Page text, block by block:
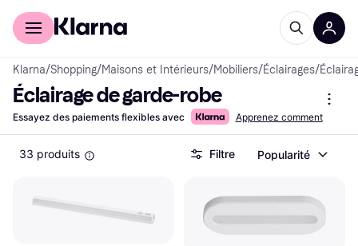
Acheter avec Klarna
Klarna/Shopping/Maisons et Intérieurs/Mobiliers/Éclairages/
Éclairage de garde-robe
Essayez des paiements flexibles avec Apprenez comment
33 produits Filtre Popularité